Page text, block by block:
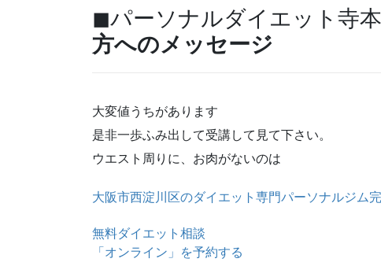
◼パーソナルダイエット寺
方へのメッセージ
大変値うちがあります
是非一歩ふみ出して受講して見て下さい。
ウエスト周りに、お肉がないのは
大阪市西淀川区のダイエット専門パーソナルジム
無料ダイエット相談
「オンライン」を予約する